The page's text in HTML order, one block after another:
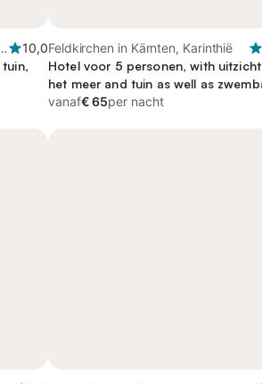
10,0Feldkirchen in Kärnten, Karinthië
Hotel voor 5 personen, with
het meer and tuin as well as
kindvriendelijk
vanaf€ 65per nacht